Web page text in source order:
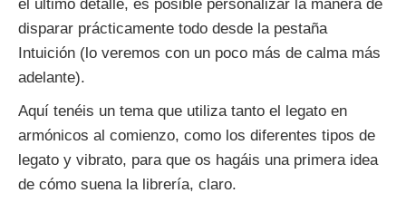
el último detalle, es posible personalizar la manera de
disparar prácticamente todo desde la pestaña
Intuición (lo veremos con un poco más de calma más
adelante).
Aquí tenéis un tema que utiliza tanto el legato en
armónicos al comienzo, como los diferentes tipos de
legato y vibrato, para que os hagáis una primera idea
de cómo suena la librería, claro.